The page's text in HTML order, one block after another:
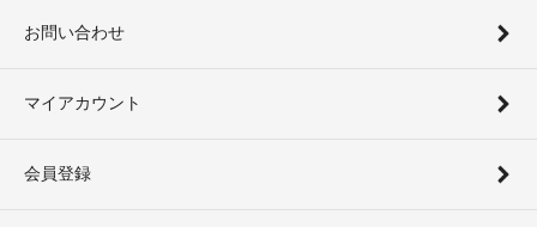
お問い合わせ
マイアカウント
会員登録